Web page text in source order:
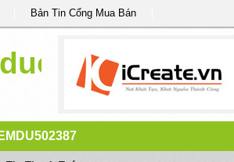
Bản Tin Cổng Mua Bán